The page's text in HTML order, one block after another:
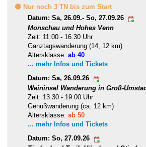
🟡 Nur noch 3 TN bis zum Start
Datum: Sa, 26.09.- So, 27.09.26
Monschau und Hohes Venn
Zeit: 11:00 - 16:30 Uhr
Ganztagswanderung (14, 12 km)
Altersklasse: ab 40
... mehr Infos und Tickets
Datum: Sa, 26.09.26
Weininsel Wanderung in Groß-
Zeit: 13:30 - 19:00 Uhr
Genußwanderung (ca. 12 km)
Altersklasse: ab 50
... mehr Infos und Tickets
Datum: So, 27.09.26